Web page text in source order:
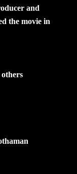
and
the movie in